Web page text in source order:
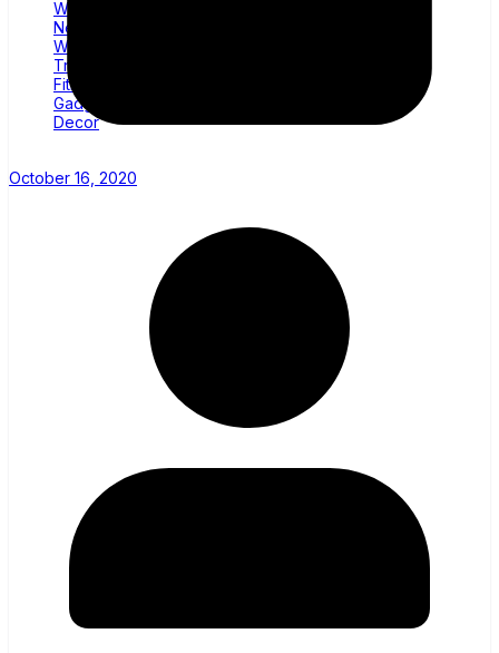
Wellness
News
World
Trending
Fitness
Gadgets
Decor
October 16, 2020